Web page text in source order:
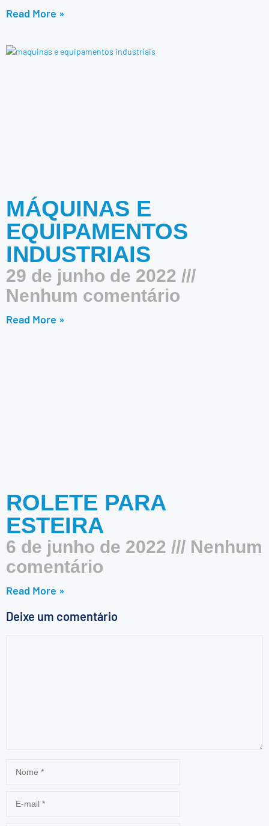
Read More »
MÁQUINAS E
EQUIPAMENTOS
INDUSTRIAIS
29 de junho de 2022
Nenhum comentário
Read More »
ROLETE PARA
ESTEIRA
6 de junho de 2022
Nenhum
comentário
Read More »
Deixe um comentário